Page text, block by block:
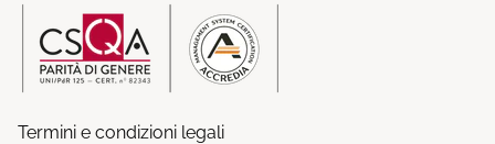
Termini e condizioni legali